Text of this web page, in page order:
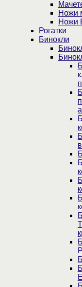
Ножи
Ножи
Рогатки
Бинокли